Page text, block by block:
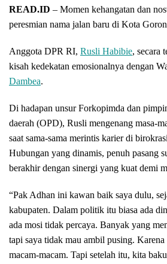
READ.ID – Momen kehangatan dan
peresmian nama jalan baru di Kota
Anggota DPR RI, Rusli Habibie, secara
kisah kedekatan emosionalnya dengan
Dambea.
Di hadapan unsur Forkopimda dan
daerah (OPD), Rusli mengenang masa-
saat sama-sama merintis karier di
Hubungan yang dinamis, penuh pasang
berakhir dengan sinergi yang kuat demi
“Pak Adhan ini kawan baik saya dulu,
kabupaten. Dalam politik itu biasa ada
ada mosi tidak percaya. Banyak yang
tapi saya tidak mau ambil pusing.
macam-macam. Tapi setelah itu, kita